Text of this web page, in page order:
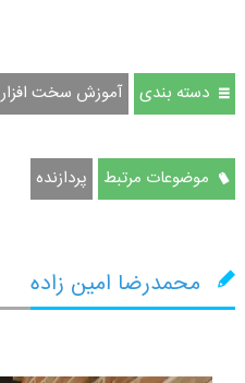
دسته بندی آموزش سخت افزار
موضوعات مرتبط پردازنده
محمدرضا امین زاده